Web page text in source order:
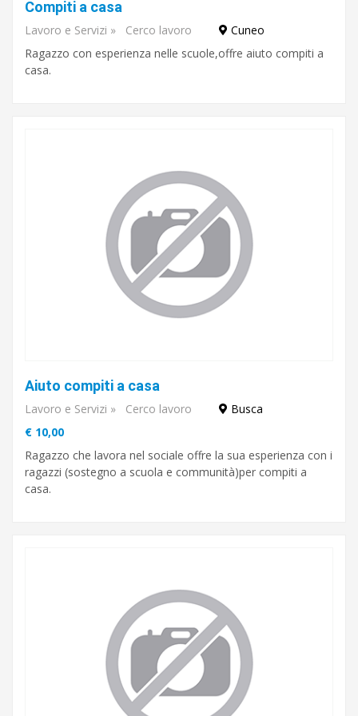
studio
Compiti a casa
Lavoro e Servizi » Cerco lavoro
Cuneo
Ragazzo con esperienza nelle scuole,offre aiuto compiti a
casa.
Aiuto compiti a casa
Lavoro e Servizi » Cerco lavoro
Busca
€ 10,00
Ragazzo che lavora nel sociale offre la sua esperienza con i
ragazzi (sostegno a scuola e communità)per compiti a
casa.